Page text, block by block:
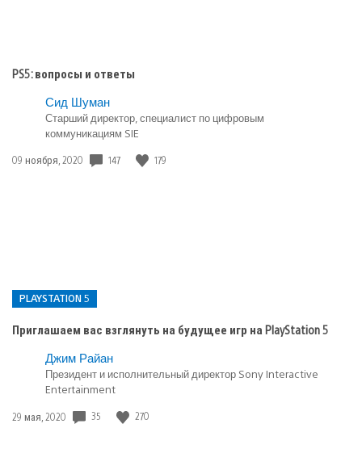
PS5: вопросы и ответы
Сид Шуман
Старший директор, специалист по цифровым
коммуникациям SIE
Дата
09 ноября, 2020 147 179
PLAYSTATION 5
Приглашаем вас взглянуть на будущее игр на PlayStation 5
Опубликовано
PlayStation
5
Джим Райан
Президент и исполнительный директор Sony Interactive
Entertainment
Дата
29 мая, 2020 35 270